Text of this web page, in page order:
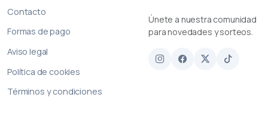
Contacto
Formas de pago
Aviso legal
Política de cookies
Términos y condiciones
Únete a nuestra comunidad
para novedades y sorteos.